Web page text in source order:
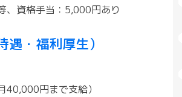
、資格手当：5,000円あり
遇・福利厚生）
40,000円まで支給）